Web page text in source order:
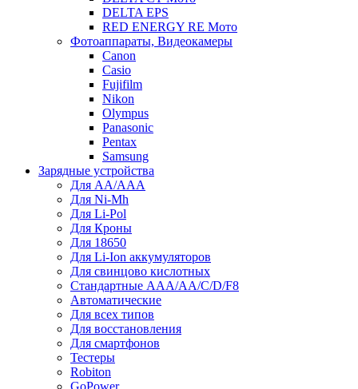
DELTA EPS
RED ENERGY RE Мото
Фотоаппараты, Видеокамеры
Canon
Casio
Fujifilm
Nikon
Olympus
Panasonic
Pentax
Samsung
Зарядные устройства
Для AA/AAA
Для Ni-Mh
Для Li-Pol
Для Кроны
Для 18650
Для Li-Ion аккумуляторов
Для свинцово кислотных
Стандартные ААА/АА/С/D/F8
Автоматические
Для всех типов
Для восстановления
Для смартфонов
Тестеры
Robiton
GoPower